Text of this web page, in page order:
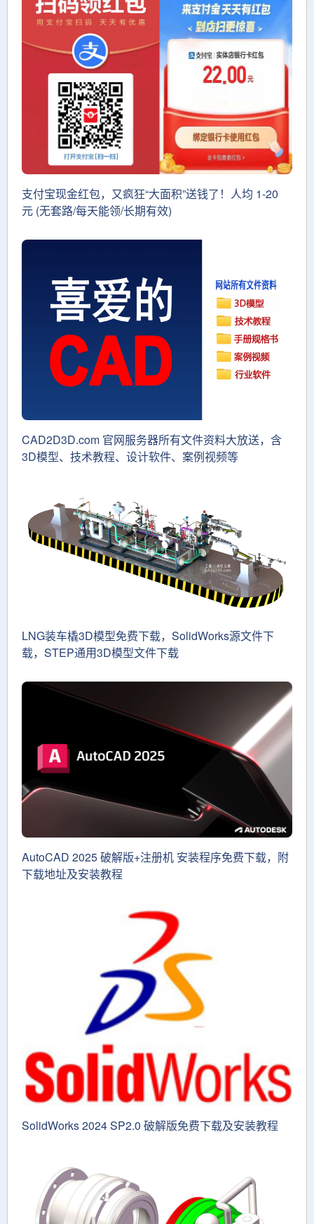
支付宝现金红包，又疯狂“大面积”送钱了！人均 1-20
元 (无套路/每天能领/长期有效)
CAD2D3D.com 官网服务器所有文件资料大放送，含
3D模型、技术教程、设计软件、案例视频等
LNG装车橇3D模型免费下载，SolidWorks源文件下
载，STEP通用3D模型文件下载
AutoCAD 2025 破解版+注册机 安装程序免费下载，附
下载地址及安装教程
SolidWorks 2024 SP2.0 破解版免费下载及安装教程